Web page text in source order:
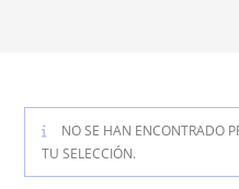
NO SE HAN ENCONTRADO
TU SELECCIÓN.